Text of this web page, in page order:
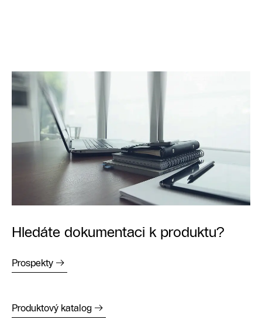
Hledáte dokumentaci k produktu?
Prospekty
Produktový katalog